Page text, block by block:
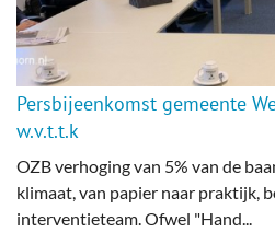
Persbijeenkomst gemeente
w.v.t.t.k
OZB verhoging van 5% van de
klimaat, van papier naar praktijk,
interventieteam. Ofwel "Hand...